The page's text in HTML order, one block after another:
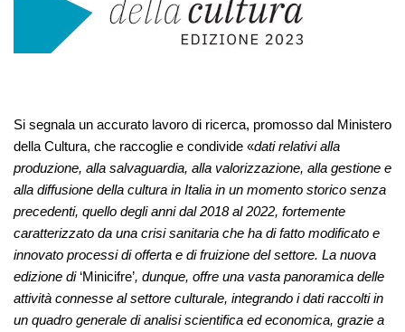
Si segnala un accurato lavoro di ricerca, promosso dal Ministero
della Cultura, che raccoglie e condivide «dati relativi alla
produzione, alla salvaguardia, alla valorizzazione, alla gestione e
alla diffusione della cultura in Italia in un momento storico senza
precedenti, quello degli anni dal 2018 al 2022, fortemente
caratterizzato da una crisi sanitaria che ha di fatto modificato e
innovato processi di offerta e di fruizione del settore. La nuova
edizione di ‘Minicifre’, dunque, offre una vasta panoramica delle
attività connesse al settore culturale, integrando i dati raccolti in
un quadro generale di analisi scientifica ed economica, grazie a